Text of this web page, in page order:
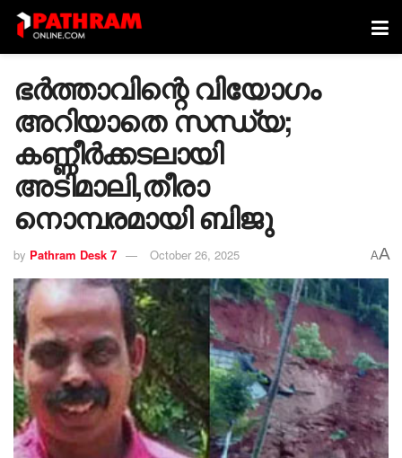
ഭർത്താവിന്റെ വിയോഗം
അറിയാതെ സന്ധ്യ;
കണ്ണീർക്കടലായി
അടിമാലി,തീരാ
നൊമ്പരമായി ബിജു
by Pathram Desk 7 October 26, 2025 AA